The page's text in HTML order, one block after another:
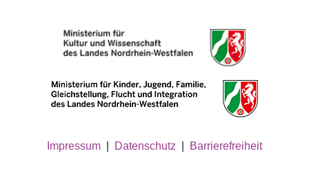
Impressum Datenschutz Barrierefreiheit